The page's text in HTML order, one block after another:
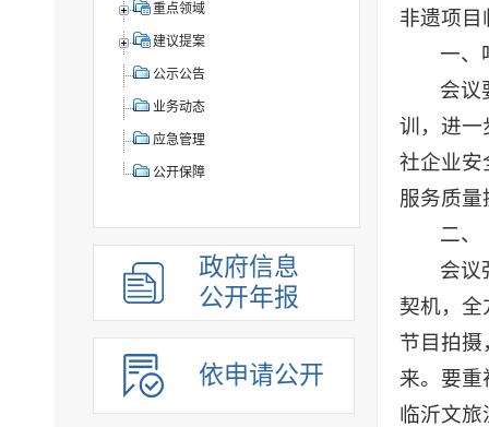
重点领域
建议提案
公示公告
业务动态
应急管理
公开保障
政府信息
公开年报
依申请公开
非遗项目
一、
会议
训，进一
社企业安
服务质量
二、
会议
契机，全
节目拍摄
来。要重
临沂文旅